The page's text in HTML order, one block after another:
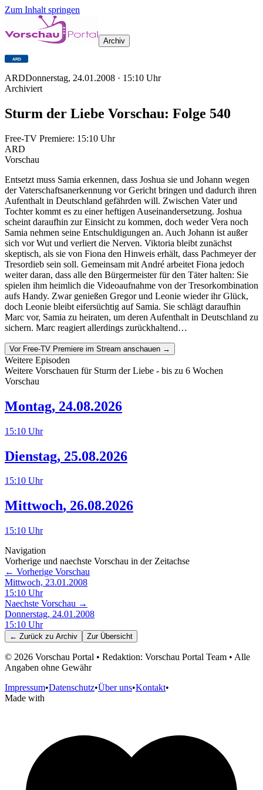
Zum Inhalt springen
Archiv
ARDDonnerstag, 24.01.2008 · 15:10 Uhr
Archiviert
Sturm der Liebe Vorschau: Folge 540
Free-TV Premiere: 15:10 Uhr
ARD
Vorschau
Entsetzt muss Samia erkennen, dass Joshua sie und Johann wegen
der Vaterschaftsanerkennung vor Gericht bringen und dadurch ihren
Aufenthalt in Deutschland gefährden will. Zwischen Vater und
Tochter kommt es zu einer heftigen Auseinandersetzung. Joshua
scheint daraufhin zur Einsicht zu kommen, doch weder Vera noch
Samia nehmen seine Entschuldigungen an. Auch Johann ist außer
sich vor Wut und verliert die Nerven. Viktoria bleibt zunächst
skeptisch, als sie von Fiona den Hinweis erhält, dass Pachmeyer der
Tresordieb sein soll. Gemeinsam mit André arbeitet Fiona jedoch
weiter daran, dass alle den Bürgermeister für den Täter halten: Sie
spielen ihm heimlich die Videoaufnahme von der Tresorkombination
aufs Handy. Zwar genießen Gregor und Leonie wieder ihr Glück,
doch Leonie bleibt eifersüchtig auf Samia. Sie schlägt daraufhin
Marc vor, Samia zu heiraten, um deren Aufenthalt in Deutschland zu
sichern. Marc reagiert allerdings zurückhaltend…
Vor Free-TV Premiere im Stream anschauen →
Weitere Episoden
Weitere Vorschauen für Sturm der Liebe - bis zu 6 Wochen
Vorschau
Montag, 24.08.2026
15:10 Uhr
Dienstag, 25.08.2026
15:10 Uhr
Mittwoch, 26.08.2026
15:10 Uhr
Navigation
Vorherige und naechste Vorschau in der Zeitachse
← Vorherige Vorschau
Mittwoch, 23.01.2008
15:10 Uhr
Naechste Vorschau →
Donnerstag, 24.01.2008
15:10 Uhr
← Zurück zu Archiv Zur Übersicht
© 2026 Vorschau Portal • Redaktion: Vorschau Portal Team • Alle
Angaben ohne Gewähr
Impressum•Datenschutz•Über uns•Kontakt•
Made with